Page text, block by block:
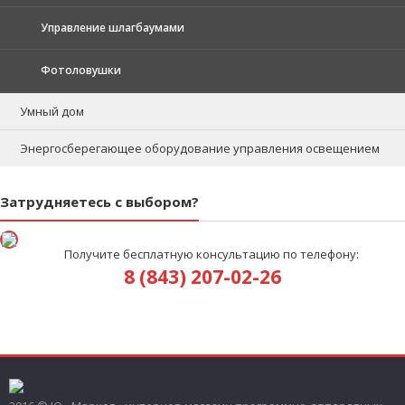
Управление шлагбаумами
Фотоловушки
Умный дом
Энергосберегающее оборудование управления освещением
Затрудняетесь с выбором?
Получите бесплатную консультацию по телефону:
8 (843) 207-02-26